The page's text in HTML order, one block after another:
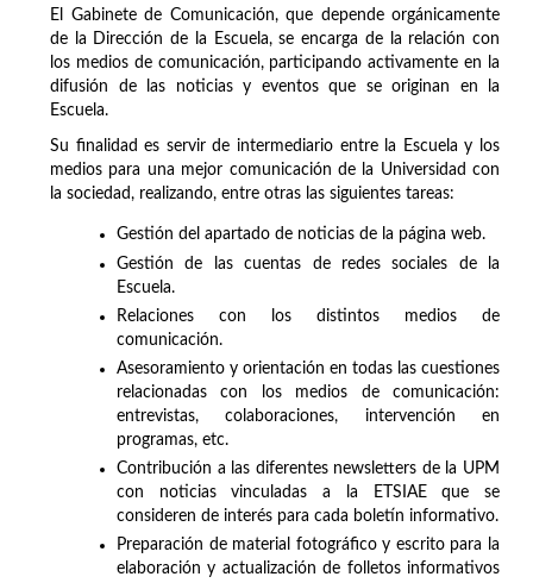
El Gabinete de Comunicación, que depende orgánicamente
de la Dirección de la Escuela, se encarga de la relación con
los medios de comunicación, participando activamente en la
difusión de las noticias y eventos que se originan en la
Escuela.
Su finalidad es servir de intermediario entre la Escuela y los
medios para una mejor comunicación de la Universidad con
la sociedad, realizando, entre otras las siguientes tareas:
Gestión del apartado de noticias de la página web.
Gestión de las cuentas de redes sociales de la
Escuela.
Relaciones con los distintos medios de
comunicación.
Asesoramiento y orientación en todas las cuestiones
relacionadas con los medios de comunicación:
entrevistas, colaboraciones, intervención en
programas, etc.
Contribución a las diferentes newsletters de la UPM
con noticias vinculadas a la ETSIAE que se
consideren de interés para cada boletín informativo.
Preparación de material fotográfico y escrito para la
elaboración y actualización de folletos informativos